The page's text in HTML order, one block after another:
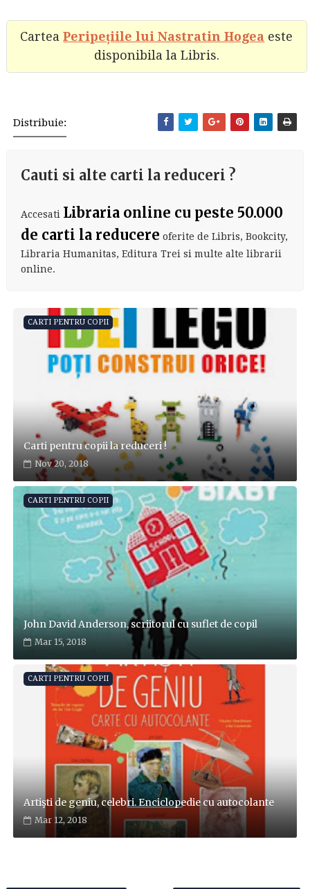
CarteaPeripețiile lui Nastratin Hogea este
disponibila la Libris.
Distribuie:
Cauti si alte carti la reduceri ?
Accesati Libraria online cu peste 50.000
de carti la reducere oferite de Libris, Bookcity,
Libraria Humanitas, Editura Trei si multe alte librarii
online.
CARTI PENTRU COPII
Carti pentru copii la reduceri !
Nov 20, 2018
CARTI PENTRU COPII
John David Anderson, scriitorul cu suflet de copil
Mar 15, 2018
CARTI PENTRU COPII
Artişti de geniu, celebri. Enciclopedie cu autocolante
Mar 12, 2018